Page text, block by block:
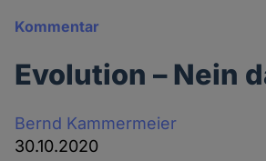
Kommentar
Evolution – Nein
Bernd Kammermeier
30.10.2020